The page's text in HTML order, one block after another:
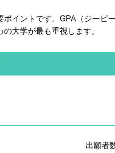
ポイントです。GPA（ジーピ
の大学が最も重視します。
出願者